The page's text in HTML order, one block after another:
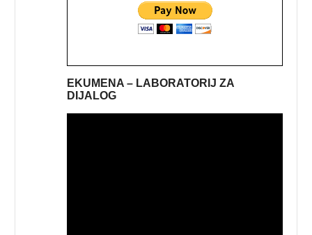
EKUMENA – LABORATORIJ ZA
DIJALOG